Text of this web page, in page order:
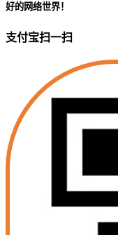
好的网络世界！
支付宝扫一扫